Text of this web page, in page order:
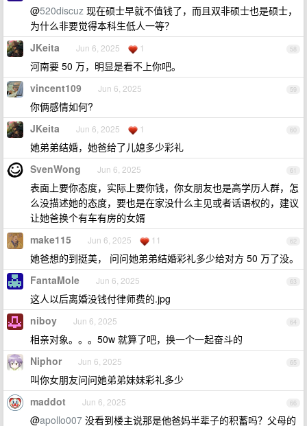
@520discuz 现在硕士早就不值钱了，而且双非硕士也是硕士，
为什么非要觉得本科生低人一等？
58
JKeita Jun 6, 2025 1
河南要 50 万，明显是看不上你吧。
59
vincent109 Jun 6, 2025
你俩感情如何?
60
JKeita Jun 6, 2025 1
她弟弟结婚，她爸给了儿媳多少彩礼
61
SvenWong Jun 6, 2025
表面上要你态度，实际上要你钱，你女朋友也是高学历人群，怎
么没描述她的态度，要也是在家没什么主见或者话语权的，建议
让她爸换个有车有房的女婿
62
make115 Jun 6, 2025 11
她爸想的到挺美， 问问她弟弟结婚彩礼多少给对方 50 万了没。
63
FantaMole Jun 6, 2025
这人以后离婚没钱付律师费的.jpg
64
niboy Jun 6, 2025
相亲对象。。。50w 就算了吧，换一个一起奋斗的
65
Niphor Jun 6, 2025
叫你女朋友问问她弟弟妹妹彩礼多少
66
maddot Jun 6, 2025
@apollo007 没看到楼主说那是他爸妈半辈子的积蓄吗？父母的